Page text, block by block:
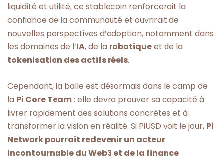
liquidité et utilité, ce stablecoin renforcerait la
confiance de la communauté et ouvrirait de
nouvelles perspectives d’adoption, notamment dans
les domaines de l’IA, de la robotiqueet de la
tokenisation des actifs réels.
Cependant, la balle est désormais dans le camp de
la Pi Core Team: elle devra prouver sa capacité à
livrer rapidement des solutions concrètes et à
transformer la vision en réalité. Si PiUSD voit le jour, Pi
Network pourrait redevenir un acteur
incontournable du Web3 et de la finance